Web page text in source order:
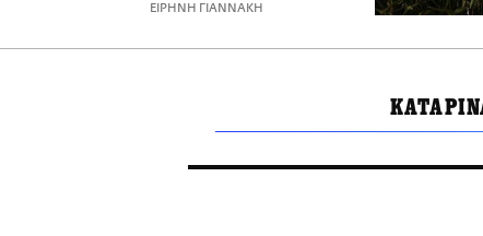
ΕΙΡΗΝΗ ΓΙΑΝΝΑΚΗ